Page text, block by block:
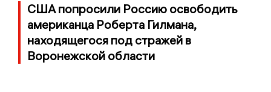
США попросили Россию освободить
американца Роберта Гилмана,
находящегося под стражей в
Воронежской области